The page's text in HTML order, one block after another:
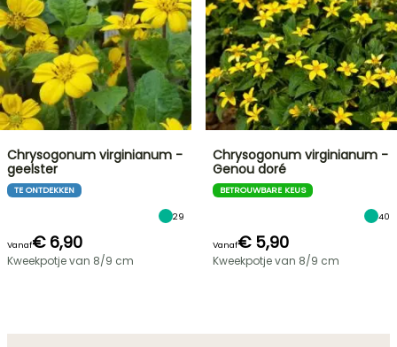
Chrysogonum virginianum -
geelster
TE ONTDEKKEN
29
Vanaf€ 6,90
Kweekpotje van 8/9 cm
Chrysogonum virginianum -
Genou doré
BETROUWBARE KEUS
40
Vanaf€ 5,90
Kweekpotje van 8/9 cm